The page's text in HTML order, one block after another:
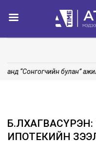
“Сонгогчийн булан”
ИПОТЕКИЙН